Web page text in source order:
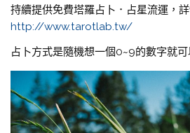
持續提供免費塔羅占卜．占星流運，
http://www.tarotlab.tw/
占卜方式是隨機想一個0~9的數字就可